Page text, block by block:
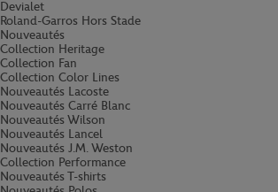
Devialet
Roland-Garros Hors Stade
Nouveautés
Collection Heritage
Collection Fan
Collection Color Lines
Nouveautés Lacoste
Nouveautés Carré Blanc
Nouveautés Wilson
Nouveautés Lancel
Nouveautés J.M. Weston
Collection Performance
Nouveautés T-shirts